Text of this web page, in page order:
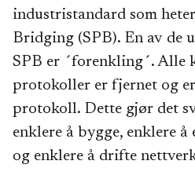
industristandard som
Bridging (SPB). En av de
SPB er ´forenkling´. Alle
protokoller er fjernet og
protokoll. Dette gjør det
enklere å bygge, enklere å
og enklere å drifte